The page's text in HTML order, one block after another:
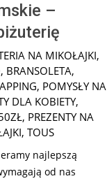
–
NA MIKOŁAJKI,
, BRANSOLETA,
, POMYSŁY NA
DLA KOBIETY,
, PREZENTY NA
, TOUS
najlepszą
od nas